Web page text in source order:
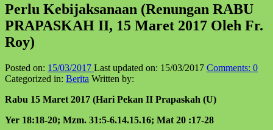
Perlu Kebijaksanaan (Renungan RABU
PRAPASKAH II, 15 Maret 2017 Oleh Fr.
Roy)
Posted on: 15/03/2017 Last updated on: 15/03/2017 Comments: 0
Categorized in: Berita Written by:
Rabu 15 Maret 2017 (Hari Pekan II Prapaskah (U)
Yer 18:18-20; Mzm. 31:5-6.14.15.16; Mat 20 :17-28